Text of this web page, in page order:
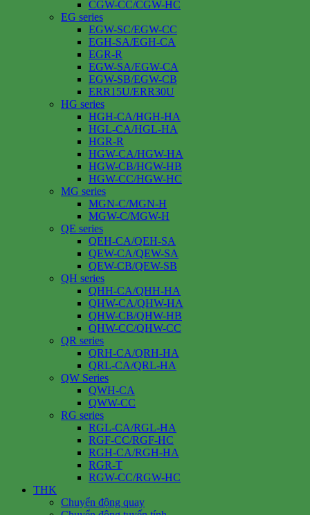
CGW-CC/CGW-HC
EG series
EGW-SC/EGW-CC
EGH-SA/EGH-CA
EGR-R
EGW-SA/EGW-CA
EGW-SB/EGW-CB
ERR15U/ERR30U
HG series
HGH-CA/HGH-HA
HGL-CA/HGL-HA
HGR-R
HGW-CA/HGW-HA
HGW-CB/HGW-HB
HGW-CC/HGW-HC
MG series
MGN-C/MGN-H
MGW-C/MGW-H
QE series
QEH-CA/QEH-SA
QEW-CA/QEW-SA
QEW-CB/QEW-SB
QH series
QHH-CA/QHH-HA
QHW-CA/QHW-HA
QHW-CB/QHW-HB
QHW-CC/QHW-CC
QR series
QRH-CA/QRH-HA
QRL-CA/QRL-HA
QW Series
QWH-CA
QWW-CC
RG series
RGL-CA/RGL-HA
RGF-CC/RGF-HC
RGH-CA/RGH-HA
RGR-T
RGW-CC/RGW-HC
THK
Chuyển động quay